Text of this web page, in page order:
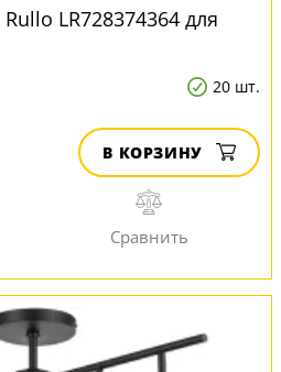
LR728374364 для
20 шт.
В КОРЗИНУ